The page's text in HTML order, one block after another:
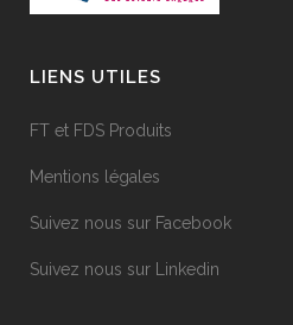
LIENS UTILES
FT et FDS Produits
Mentions légales
Suivez nous sur Facebook
Suivez nous sur Linkedin